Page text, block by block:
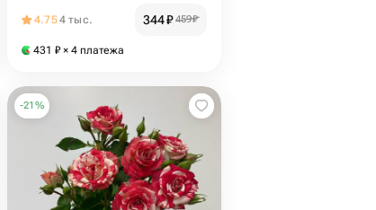
4.754 тыс. 344₽ 459₽
431 ₽ × 4 платежа
-21 %